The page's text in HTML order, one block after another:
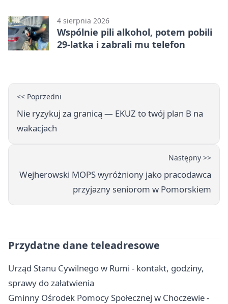
4 sierpnia 2026
Wspólnie pili alkohol, potem pobili
29-latka i zabrali mu telefon
<< Poprzedni
Nie ryzykuj za granicą — EKUZ to twój plan B na
wakacjach
Następny >>
Wejherowski MOPS wyróżniony jako pracodawca
przyjazny seniorom w Pomorskiem
Przydatne dane teleadresowe
Urząd Stanu Cywilnego w Rumi - kontakt, godziny,
sprawy do załatwienia
Gminny Ośrodek Pomocy Społecznej w Choczewie -